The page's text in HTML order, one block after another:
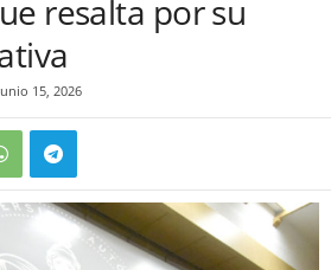
resalta por su
15, 2026